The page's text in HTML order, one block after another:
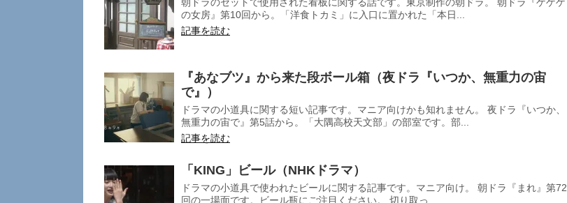
朝ドラのセットで使用された看板に関する話です。東京制作の朝ドラ。 朝ドラ『ゲゲゲ
の女房』第10回から。「洋食トカミ」に入口に置かれた「本日...
記事を読む
『あなブツ』から来た段ボール箱（夜ドラ『いつか、無重力の宙
で』）
ドラマの小道具に関する短い記事です。マニア向けかも知れません。 夜ドラ『いつか、
無重力の宙で』第5話から。「大隅高校天文部」の部室です。部...
記事を読む
「KING」ビール（NHKドラマ）
ドラマの小道具で使われたビールに関する記事です。マニア向け。 朝ドラ『まれ』第72
回の一場面です。ビール瓶にご注目ください。 切り取っ...